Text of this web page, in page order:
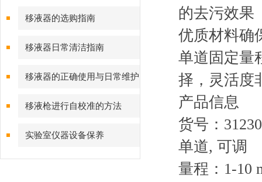
移​液​器​的选购指南
移液器日常清洁指南
移液器的正确使用与日常维护
注意事项
移液枪进行自校准的方法
实验室仪器设备保养
的去污效果
优质材料确
单道固定量
择，灵活度
产品信息
货号：
单道, 可调
量程：1-10